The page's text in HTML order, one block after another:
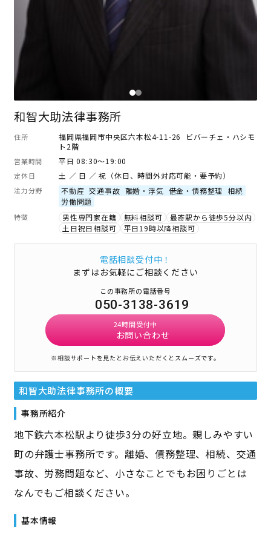
和智大助法律事務所
住所
福岡県福岡市中央区六本松4-11-26 ビバーチェ・ハシモ
ト2階
営業時間 平日 08:30～19:00
定休日 土 ／ 日 ／ 祝（休日、時間外対応可能・要予約）
注力分野 不動産 交通事故 離婚・浮気 借金・債務整理
相続
労働問題
特徴 男性専門家在籍 無料相談可
最寄駅から徒歩5分以内
土日祝日相談可
平日19時以降相談可
電話相談受付中！
まずはお気軽にご相談ください
この事務所の電話番号
050-3138-3619
24時間受付中
お問い合わせ
※相談サポートを見たとお伝えいただくとスムーズです。
和智大助法律事務所の概要
事務所紹介
地下鉄六本松駅より徒歩3分の好立地。親しみやすい
町の弁護士事務所です。離婚、債務整理、相続、交通
事故、労務問題など、小さなことでもお困りごとは
なんでもご相談ください。
基本情報